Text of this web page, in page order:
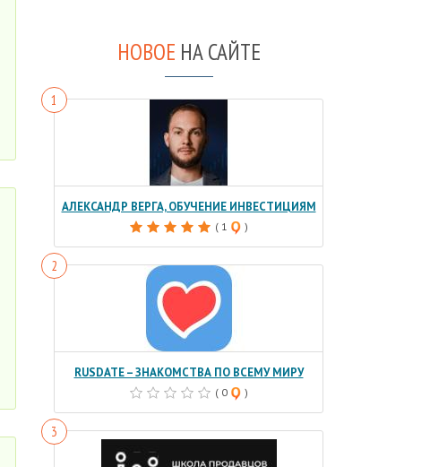
НОВОЕ НА САЙТЕ
АЛЕКСАНДР ВЕРГА, ОБУЧЕНИЕ ИНВЕСТИЦИЯМ
( 1 )
RUSDATE – ЗНАКОМСТВА ПО ВСЕМУ МИРУ
( 0 )